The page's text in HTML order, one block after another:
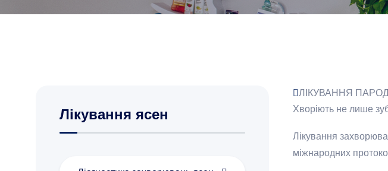
Лікування ясен
ЛІКУВАННЯ
Хворіють не лише
Лікування
міжнародних